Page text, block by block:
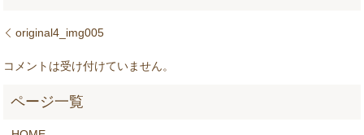
original4_img005
コメントは受け付けていません。